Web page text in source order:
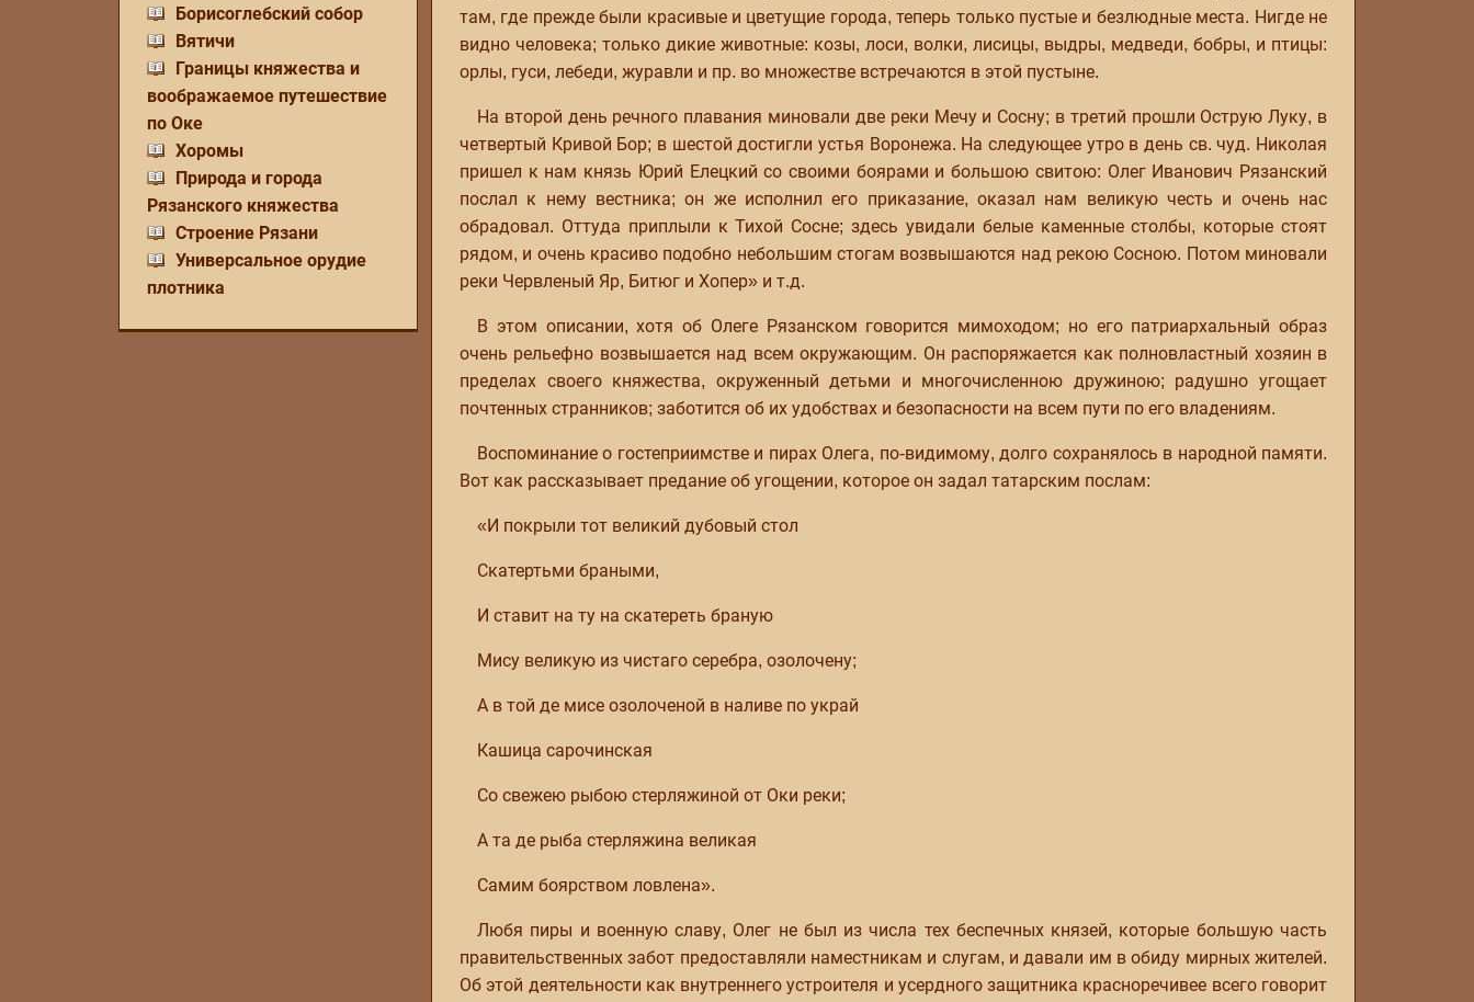
Борисоглебский собор
Вятичи
Границы княжества и
воображаемое путешествие
по Оке
Хоромы
Природа и города
Рязанского княжества
Строение Рязани
Универсальное орудие
плотника
там, где прежде были красивые и цветущие города, теперь только пустые и безлюдные места. Нигде не
видно человека; только дикие животные: козы, лоси, волки, лисицы, выдры, медведи, бобры, и птицы:
орлы, гуси, лебеди, журавли и пр. во множестве встречаются в этой пустыне.
На второй день речного плавания миновали две реки Мечу и Сосну; в третий прошли Острую Луку, в
четвертый Кривой Бор; в шестой достигли устья Воронежа. На следующее утро в день св. чуд. Николая
пришел к нам князь Юрий Елецкий со своими боярами и большою свитою: Олег Иванович Рязанский
послал к нему вестника; он же исполнил его приказание, оказал нам великую честь и очень нас
обрадовал. Оттуда приплыли к Тихой Сосне; здесь увидали белые каменные столбы, которые стоят
рядом, и очень красиво подобно небольшим стогам возвышаются над рекою Сосною. Потом миновали
реки Червленый Яр, Битюг и Хопер» и т.д.
В этом описании, хотя об Олеге Рязанском говорится мимоходом; но его патриархальный образ
очень рельефно возвышается над всем окружающим. Он распоряжается как полновластный хозяин в
пределах своего княжества, окруженный детьми и многочисленною дружиною; радушно угощает
почтенных странников; заботится об их удобствах и безопасности на всем пути по его владениям.
Воспоминание о гостеприимстве и пирах Олега, по-видимому, долго сохранялось в народной памяти.
Вот как рассказывает предание об угощении, которое он задал татарским послам:
«И покрыли тот великий дубовый стол
Скатертьми браными,
И ставит на ту на скатереть браную
Мису великую из чистаго серебра, озолочену;
А в той де мисе озолоченой в наливе по украй
Кашица сарочинская
Со свежею рыбою стерляжиной от Оки реки;
А та де рыба стерляжина великая
Самим боярством ловлена».
Любя пиры и военную славу, Олег не был из числа тех беспечных князей, которые большую часть
правительственных забот предоставляли наместникам и слугам, и давали им в обиду мирных жителей.
Об этой деятельности как внутреннего устроителя и усердного защитника красноречивее всего говорит